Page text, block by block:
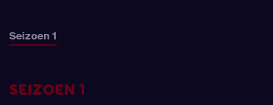
Seizoen 1
SEIZOEN 1